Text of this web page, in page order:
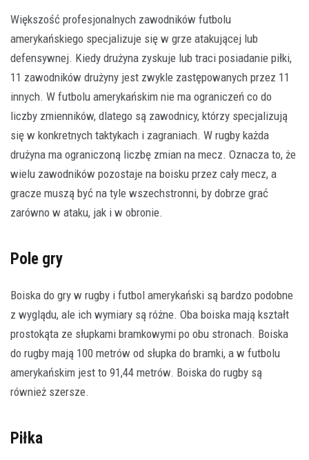
Większość profesjonalnych zawodników futbolu
amerykańskiego specjalizuje się w grze atakującej lub
defensywnej. Kiedy drużyna zyskuje lub traci posiadanie piłki,
11 zawodników drużyny jest zwykle zastępowanych przez 11
innych. W futbolu amerykańskim nie ma ograniczeń co do
liczby zmienników, dlatego są zawodnicy, którzy specjalizują
się w konkretnych taktykach i zagraniach. W rugby każda
drużyna ma ograniczoną liczbę zmian na mecz. Oznacza to, że
wielu zawodników pozostaje na boisku przez cały mecz, a
gracze muszą być na tyle wszechstronni, by dobrze grać
zarówno w ataku, jak i w obronie.
Pole gry
Boiska do gry w rugby i futbol amerykański są bardzo podobne
z wyglądu, ale ich wymiary są różne. Oba boiska mają kształt
prostokąta ze słupkami bramkowymi po obu stronach. Boiska
do rugby mają 100 metrów od słupka do bramki, a w futbolu
amerykańskim jest to 91,44 metrów. Boiska do rugby są
również szersze.
Piłka